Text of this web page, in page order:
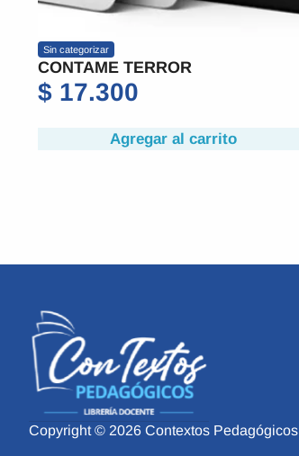
Sin categorizar
CONTAME TERROR
$ 17.300
Agregar al carrito
Copyright © 2026 Contextos Pedagógicos